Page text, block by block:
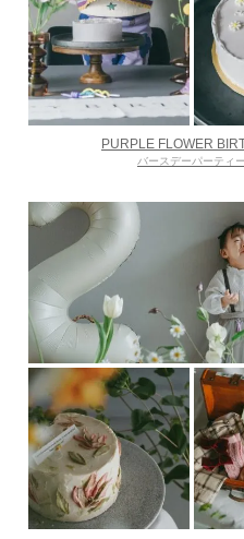
PURPLE FLOWER
バースデーパーティー